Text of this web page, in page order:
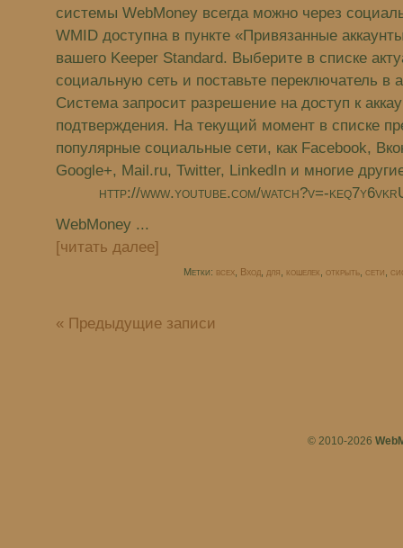
системы WebMoney всегда можно через
WMID доступна в пункте «Привязанные
вашего Keeper Standard. Выберите в списке
социальную сеть и поставьте переключатель в
Система запросит разрешение на доступ к
подтверждения. На текущий момент в списке
популярные социальные сети, как Facebook,
Google+, Mail.ru, Twitter, LinkedIn и многие
http://www.youtube.com/watch?v=-
WebMoney ...
[читать далее]
Метки: всех, Вход, для кошелек открыть, сети
« Предыдущие записи
© 2010-2026